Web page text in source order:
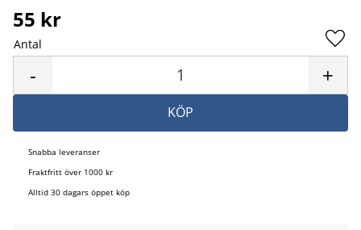
55 kr
Antal
+
-
KÖP
Snabba leveranser
Fraktfritt över 1000 kr
Alltid 30 dagars öppet köp